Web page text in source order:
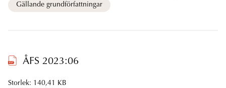
Gällande grundförfattningar
ÅFS 2023:06
Storlek: 140,41 KB